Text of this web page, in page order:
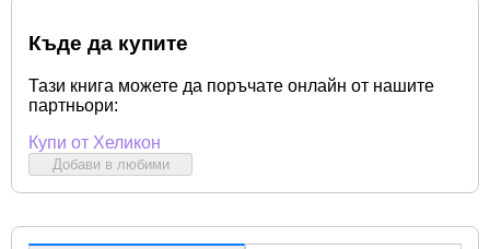
Къде да купите
Тази книга можете да поръчате онлайн от нашите
партньори:
Купи от Хеликон
Добави в любими